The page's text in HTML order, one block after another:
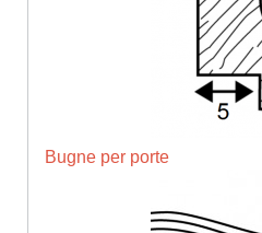
Bugne per porte